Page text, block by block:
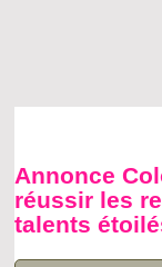
Annonce
réussir les
talents